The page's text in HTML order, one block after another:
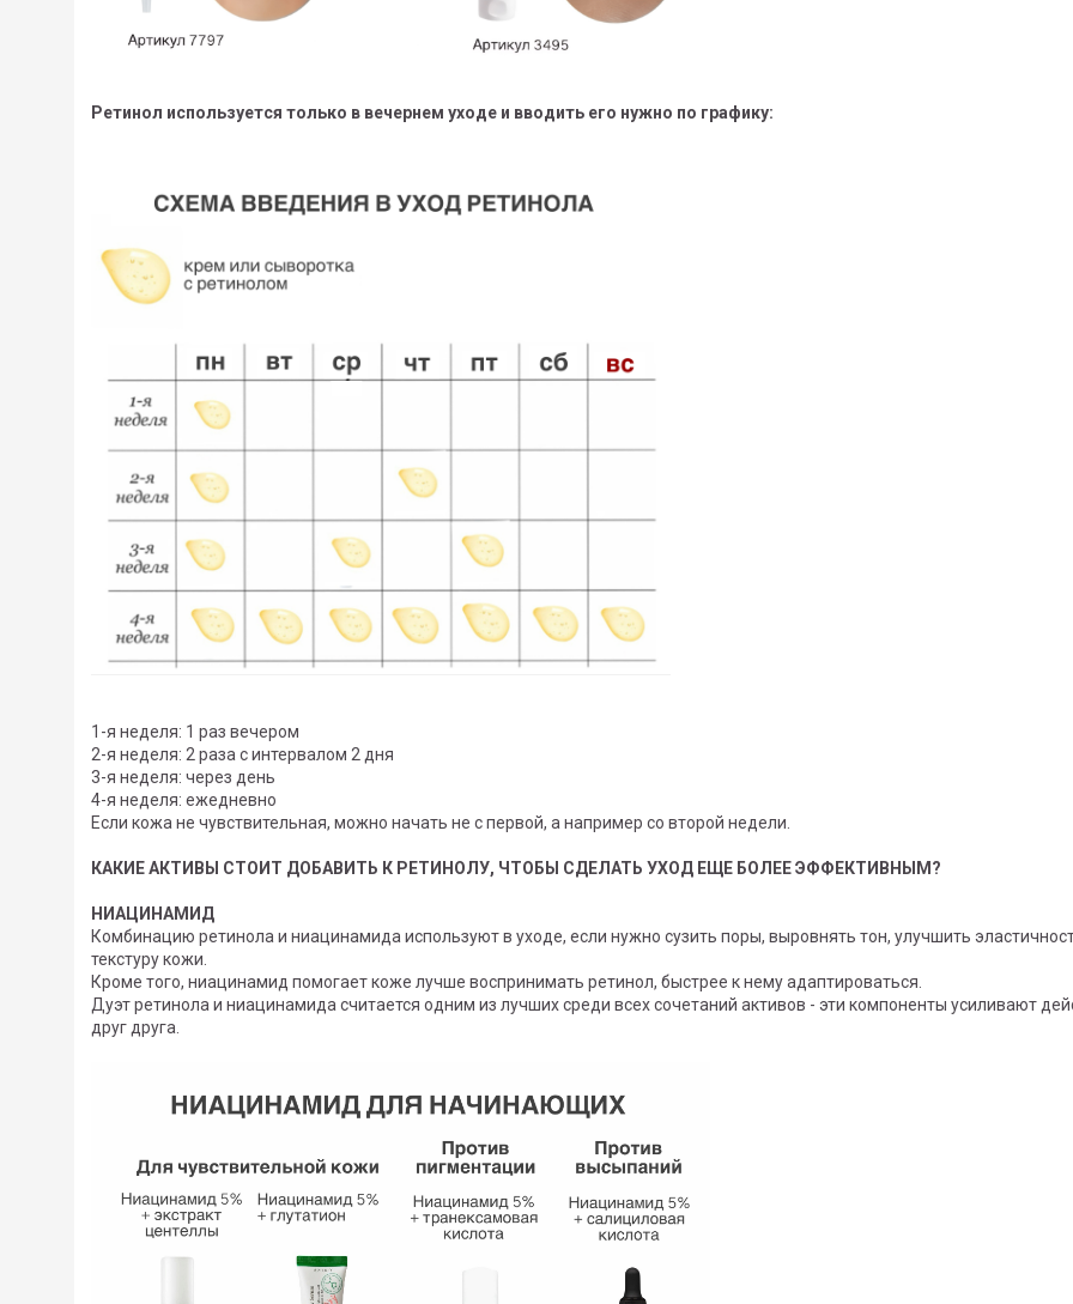
Ретинол используется только в вечернем уходе и вводить его нужно по графику:
1-я неделя: 1 раз вечером
2-я неделя: 2 раза с интервалом 2 дня
3-я неделя: через день
4-я неделя: ежедневно
Если кожа не чувствительная, можно начать не с первой, а например со второй недели.
КАКИЕ АКТИВЫ СТОИТ ДОБАВИТЬ К РЕТИНОЛУ, ЧТОБЫ СДЕЛАТЬ УХОД ЕЩЕ БОЛЕЕ ЭФФЕКТИВНЫМ?
НИАЦИНАМИД
Комбинацию ретинола и ниацинамида используют в уходе, если нужно сузить поры, выровнять тон, улучшить
текстуру кожи.
Кроме того, ниацинамид помогает коже лучше воспринимать ретинол, быстрее к нему адаптироваться.
Дуэт ретинола и ниацинамида считается одним из лучших среди всех сочетаний активов - эти компоненты усиливают
друг друга.